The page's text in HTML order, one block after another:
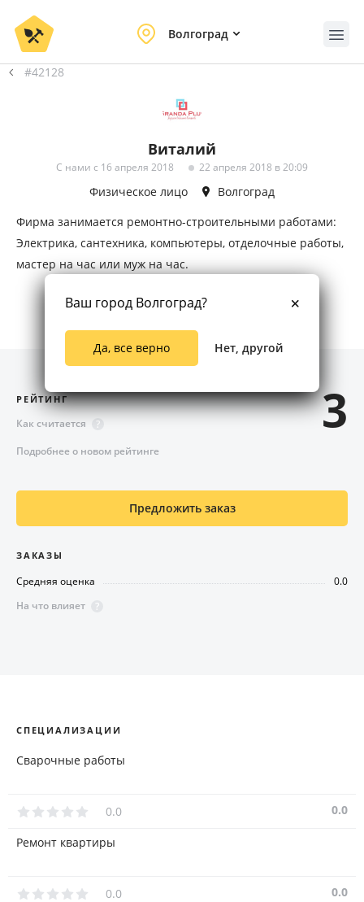
Волгоград
#42128
Виталий
С нами с 16 апреля 2018 22 апреля 2018 в 20:09
Физическое лицо
Волгоград
Фирма занимается ремонтно-строительными работами:
Электрика, сантехника, компьютеры, отделочные работы,
мастер на час или муж на час.
3
РЕЙТИНГ
Как считается
?
Подробнее о новом рейтинге
Предложить заказ
ЗАКАЗЫ
Средняя оценка
0.0
На что влияет
?
СПЕЦИАЛИЗАЦИИ
Сварочные работы
0.0 0.0
Ремонт квартиры
0.0 0.0
Ваш город Волгоград?
Да, все верно Нет, другой